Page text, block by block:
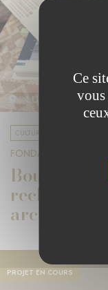
LUXEMBOURG
CULTURE ET DIVERSITÉ
FONDATION
Bourse
recherche
PROJET EN COURS
Ce